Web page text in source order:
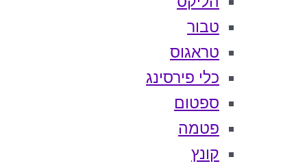
טבור
טראגוס
כלי פירסינג
ספטום
פטמה
קונץ